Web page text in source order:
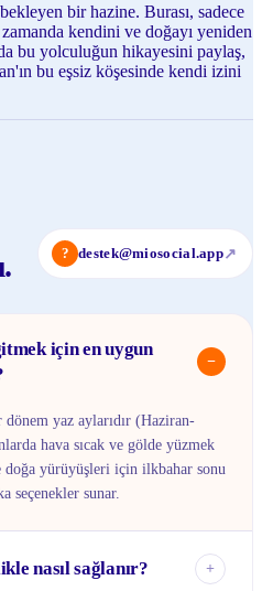
bir hazine. Burası, sadece
kendini ve doğayı yeniden
bu yolculuğun hikayesini paylaş,
bu eşsiz köşesinde kendi izini
? destek@miosocial.app↗
için en uygun
−
yaz aylarıdır (Haziran-
hava sıcak ve gölde yüzmek
yürüyüşleri için ilkbahar sonu
seçenekler sunar.
nasıl sağlanır? +